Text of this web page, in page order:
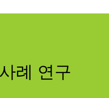
례 연구